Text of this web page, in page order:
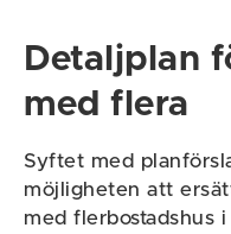
Detaljplan
med flera
Syftet med
möjligheten att
med flerbostadshus